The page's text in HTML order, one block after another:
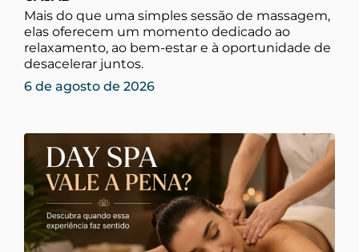
Mais do que uma simples sessão de massagem,
elas oferecem um momento dedicado ao
relaxamento, ao bem-estar e à oportunidade de
desacelerar juntos.
6 de agosto de 2026